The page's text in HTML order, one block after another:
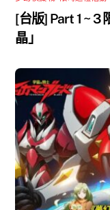
[台版] Part 1 ~ 3
晶」